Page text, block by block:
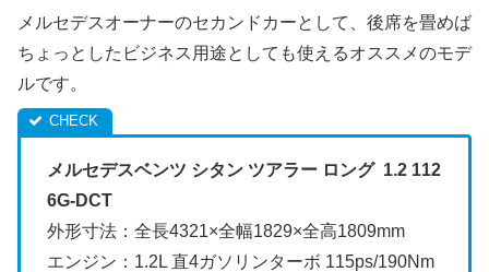
メルセデスオーナーのセカンドカーとして、後席を畳めば
ちょっとしたビジネス用途としても使えるオススメのモデ
ルです。
メルセデスベンツ シタン ツアラー ロング 1.2 112
6G-DCT
外形寸法：全長4321×全幅1829×全高1809mm
エンジン：1.2L 直4ガソリンターボ 115ps/190Nm